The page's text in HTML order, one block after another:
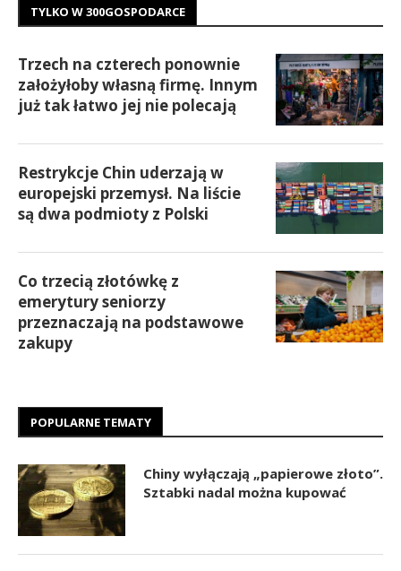
TYLKO W 300GOSPODARCE
Trzech na czterech ponownie
założyłoby własną firmę. Innym
już tak łatwo jej nie polecają
Restrykcje Chin uderzają w
europejski przemysł. Na liście
są dwa podmioty z Polski
Co trzecią złotówkę z
emerytury seniorzy
przeznaczają na podstawowe
zakupy
POPULARNE TEMATY
Chiny wyłączają „papierowe złoto”.
Sztabki nadal można kupować